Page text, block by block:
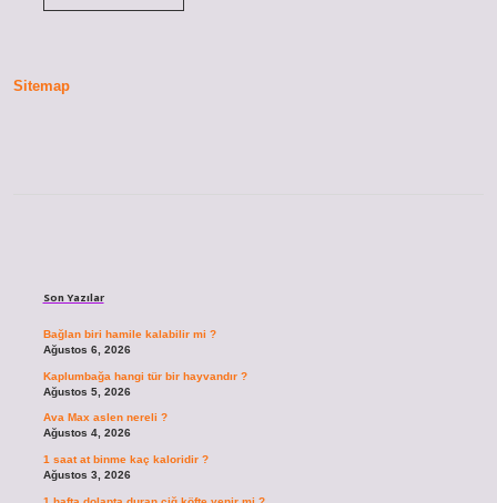
Sitemap
Son Yazılar
Bağlan biri hamile kalabilir mi ?
Ağustos 6, 2026
Kaplumbağa hangi tür bir hayvandır ?
Ağustos 5, 2026
Ava Max aslen nereli ?
Ağustos 4, 2026
1 saat at binme kaç kaloridir ?
Ağustos 3, 2026